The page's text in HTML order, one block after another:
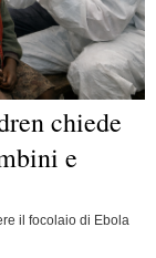
chiede
e
il focolaio di Ebola